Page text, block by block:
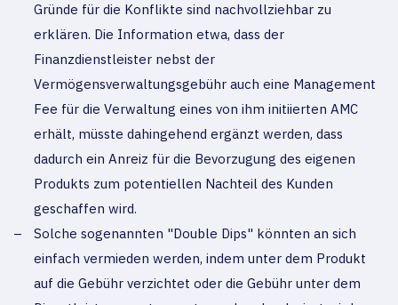
Gründe für die Konflikte sind nachvollziehbar zu
erklären. Die Information etwa, dass der
Finanzdienstleister nebst der
Vermögensverwaltungsgebühr auch eine Management
Fee für die Verwaltung eines von ihm initiierten AMC
erhält, müsste dahingehend ergänzt werden, dass
dadurch ein Anreiz für die Bevorzugung des eigenen
Produkts zum potentiellen Nachteil des Kunden
geschaffen wird.
Solche sogenannten "Double Dips" könnten an sich
einfach vermieden werden, indem unter dem Produkt
auf die Gebühr verzichtet oder die Gebühr unter dem